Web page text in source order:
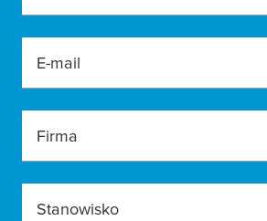
E-mail
Firma
Stanowisko